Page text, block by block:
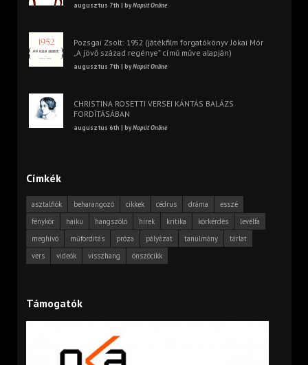
augusztus 7th | byNapút Online
Pozsgai Zsolt: 1952 (játékfilm forgatókönyv Jókai Mór
„A jövő század regénye” című műve alapján)
augusztus 7th | byNapút Online
CHRISTINA ROSETTI VERSEI KÁNTÁS BALÁZS
FORDÍTÁSÁBAN
augusztus 6th | byNapút Online
Címkék
asztalfiók beharangozó cikkek cédrus dráma
esszé
fénykör
haiku hangszóló hírek kritika körkérdés
levélfa
meghívó
műfordítás próza pályázat tanulmány
tárlat
vers
videók visszhang önszócikk
Támogatók